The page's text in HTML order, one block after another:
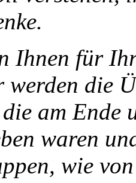
Ihnen für
werden die
am Ende
waren
wie